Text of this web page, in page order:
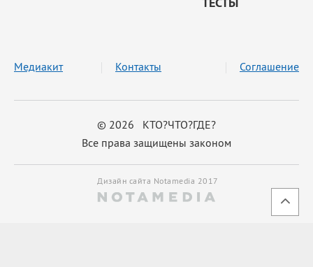
© 2026 КТО?ЧТО?ГДЕ?
Все права защищены законом
Медиакит Контакты Соглашение
Дизайн сайта Notamedia 2017